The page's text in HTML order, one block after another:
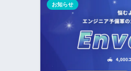
お知らせ